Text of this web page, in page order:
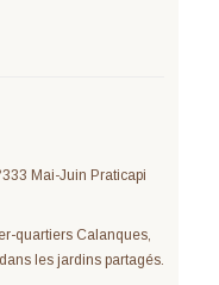
Mai-Juin Praticapi
quartiers Calanques,
les jardins partagés.